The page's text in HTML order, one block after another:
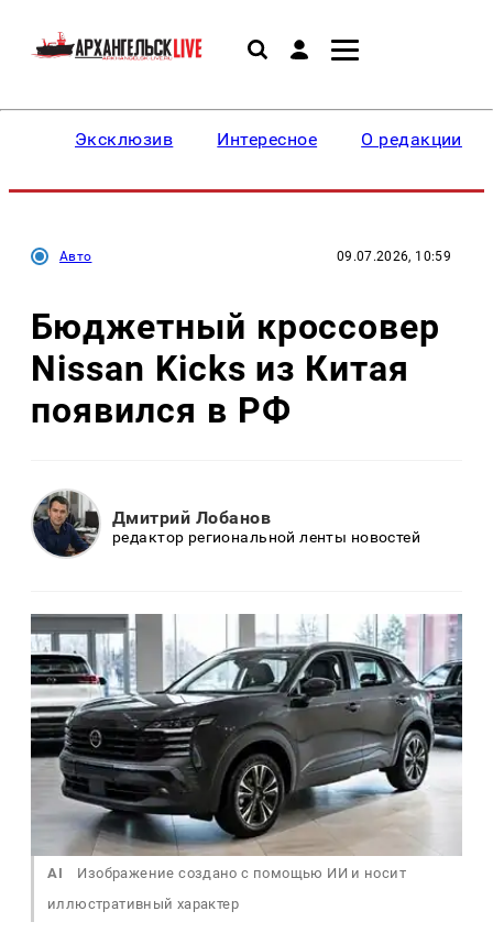
Эксклюзив Интересное О редакции
Авто 09.07.2026, 10:59
Бюджетный кроссовер
Nissan Kicks из Китая
появился в РФ
Дмитрий Лобанов
редактор региональной ленты новостей
AI
Изображение создано с помощью ИИ и носит
иллюстративный характер